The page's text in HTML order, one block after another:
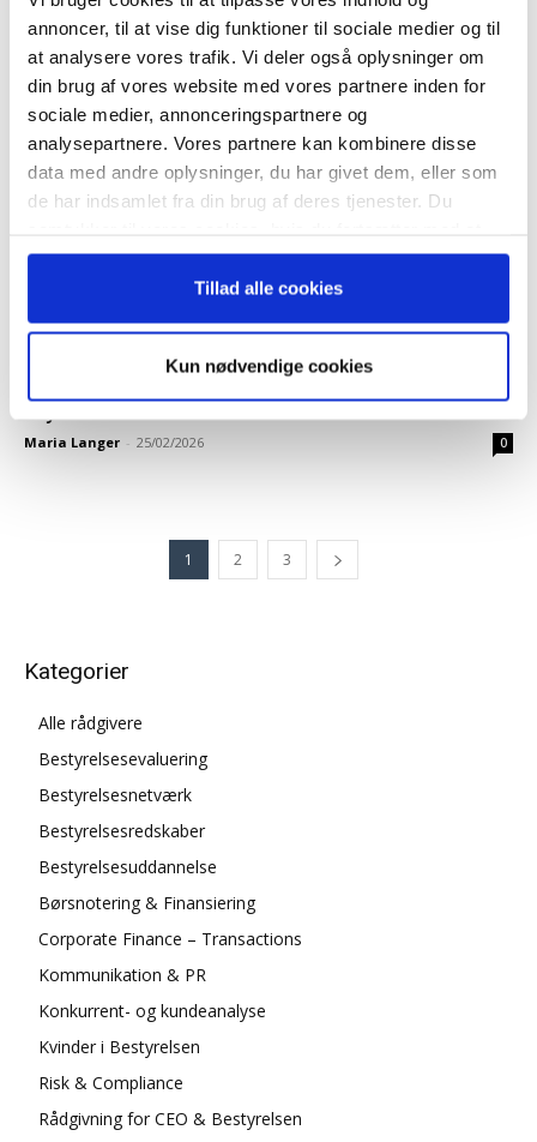
annoncer, til at vise dig funktioner til sociale medier og til
at analysere vores trafik. Vi deler også oplysninger om
din brug af vores website med vores partnere inden for
sociale medier, annonceringspartnere og
analysepartnere. Vores partnere kan kombinere disse
data med andre oplysninger, du har givet dem, eller som
de har indsamlet fra din brug af deres tjenester. Du
anvende vores hjemmeside.
Tillad alle cookies
Kun nødvendige cookies
Økonomisk ugebrev - 18/03/2026
Evaluering Af Ceo
Intern opbakning til CEO’en giver ekstra
styrke
Maria Langer - 25/02/2026 0
1 2 3
Kategorier
Alle rådgivere
Bestyrelsesevaluering
Bestyrelsesnetværk
Bestyrelsesredskaber
Bestyrelsesuddannelse
Børsnotering & Finansiering
Corporate Finance – Transactions
Kommunikation & PR
Konkurrent- og kundeanalyse
Kvinder i Bestyrelsen
Risk & Compliance
Rådgivning for CEO & Bestyrelsen